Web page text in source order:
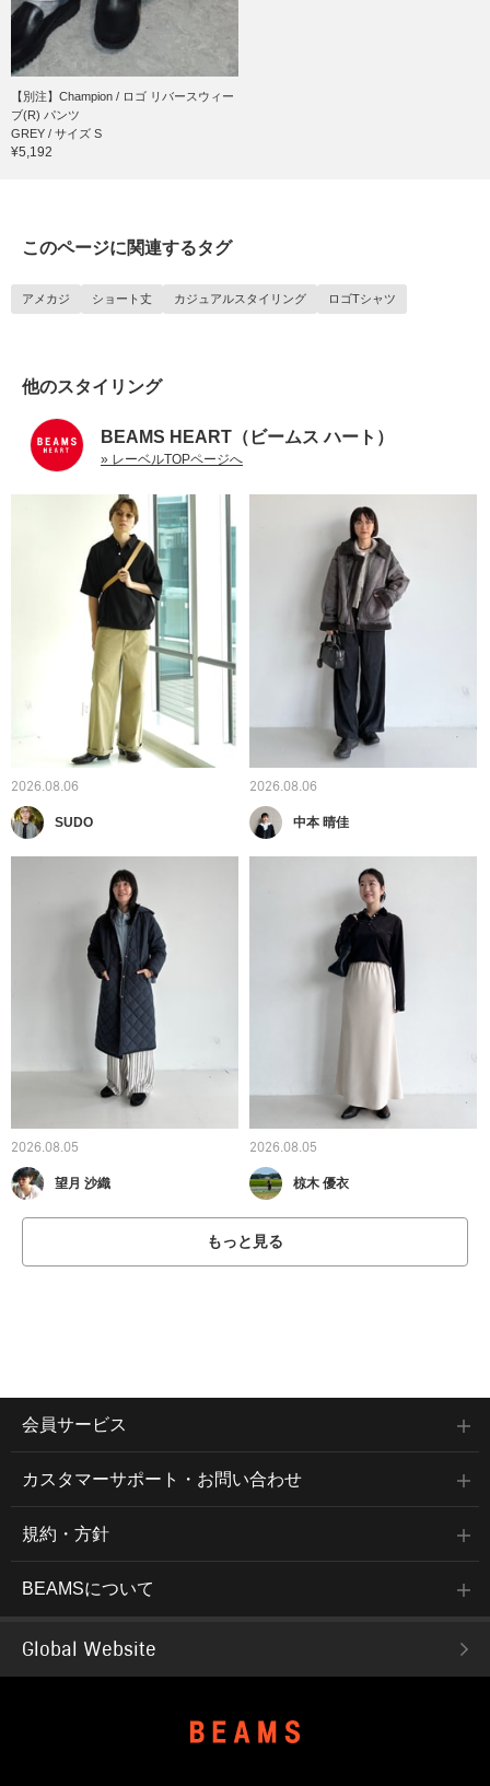
【別注】Champion / ロゴ リバースウィー
ブ(R) パンツ
GREY / サイズ S
¥5,192
このページに関連するタグ
アメカジ ショート丈 カジュアルスタイリング ロゴTシャツ
他のスタイリング
BEAMS HEART（ビームス ハート）
» レーベルTOPページへ
2026.08.06
SUDO
2026.08.06
中本 晴佳
2026.08.05
望月 沙織
2026.08.05
椋木 優衣
もっと見る
会員サービス
カスタマーサポート・お問い合わせ
規約・方針
BEAMSについて
Global Website